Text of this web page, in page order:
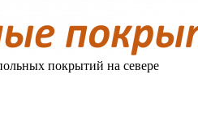
покрытий на севере